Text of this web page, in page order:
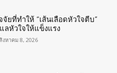
จัยที่ทำให้ “เส้นเลือดหัวใจตีบ”
ลหัวใจให้แข็งแรง
สิงหาคม 8, 2026